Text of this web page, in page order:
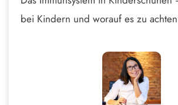
bei Kindern und worauf es zu